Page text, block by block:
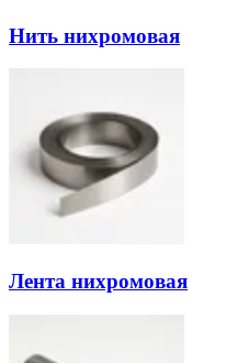
Нить нихромовая
Лента нихромовая